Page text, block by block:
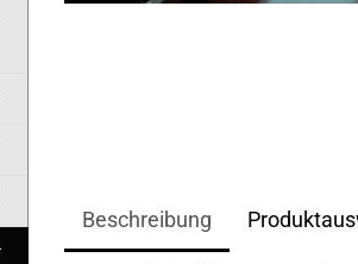
Beschreibung